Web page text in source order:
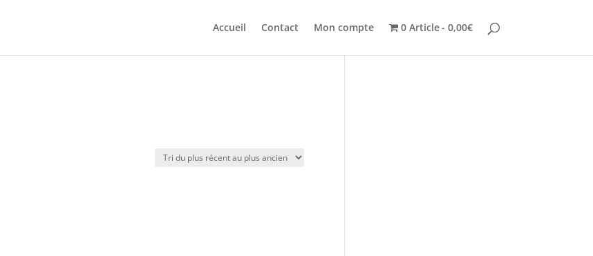
Accueil Contact Mon compte 0 Article 0,00€